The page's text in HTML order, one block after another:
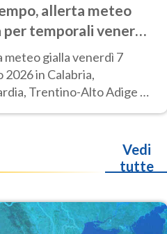
allerta meteo
per temporali venerdì
le regioni colpite
meteo gialla venerdì 7
2026 in Calabria,
Trentino-Alto Adige e
Vedi
tutte